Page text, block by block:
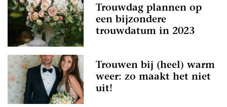
Trouwdag plannen op
een bijzondere
trouwdatum in 2023
Trouwen bij (heel) warm
weer: zo maakt het niet
uit!